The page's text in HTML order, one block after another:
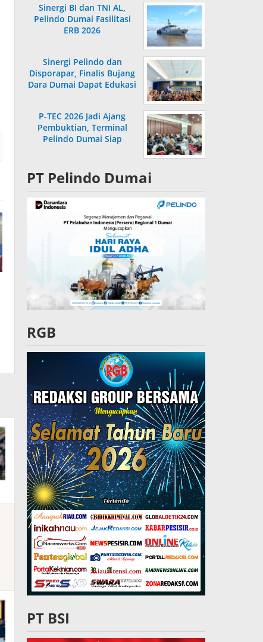
Sinergi BI dan TNI AL,
Pelindo Dumai Fasilitasi
ERB 2026
Sinergi Pelindo dan
Disporapar, Finalis Bujang
Dara Dumai Dapat Edukasi
P-TEC 2026 Jadi Ajang
Pembuktian, Terminal
Pelindo Dumai Siap
PT Pelindo Dumai
RGB
PT BSI